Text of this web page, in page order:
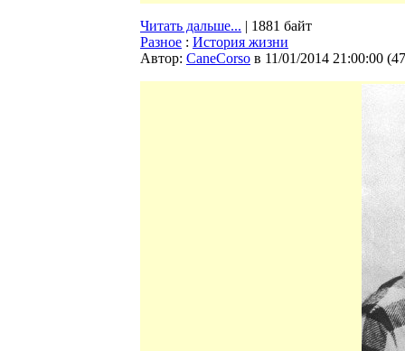
Читать дальше... | 1881 байт
Разное : История жизни
Автор: CaneCorso в 11/01/2014 21:00:00 (